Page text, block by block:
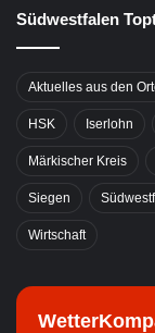
Südwestfalen
Aktuelles aus den
HSK Iserlohn
Märkischer Kreis
Siegen
Wirtschaft